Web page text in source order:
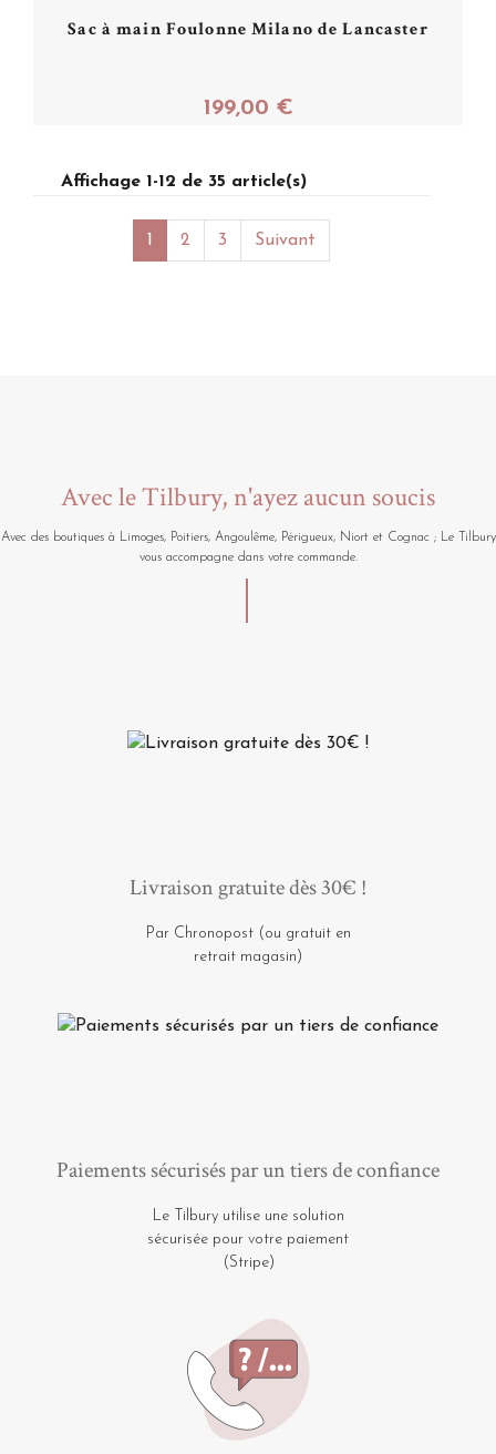
Sac à main Foulonne Milano de Lancaster
199,00 €
Affichage 1-12 de 35 article(s)
1 2 3 Suivant
Avec le Tilbury, n'ayez aucun soucis
Avec des boutiques à Limoges, Poitiers, Angoulême, Périgueux, Niort et Cognac ; Le Tilbury
vous accompagne dans votre commande.
Livraison gratuite dès 30€ !
Par Chronopost (ou gratuit en
retrait magasin)
Paiements sécurisés par un tiers de confiance
Le Tilbury utilise une solution
sécurisée pour votre paiement
(Stripe)